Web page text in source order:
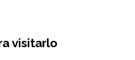
visitarlo